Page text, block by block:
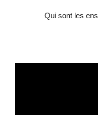
Qui sont les